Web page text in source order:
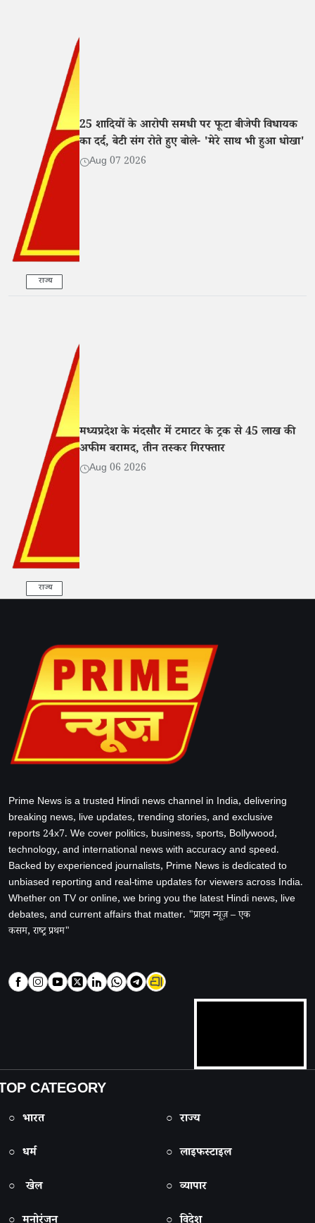
राज्य
25 शादियों के आरोपी समधी पर फूटा बीजेपी विधायक
का दर्द, बेटी संग रोते हुए बोले- 'मेरे साथ भी हुआ धोखा'
Aug 07 2026
राज्य
मध्यप्रदेश के मंदसौर में टमाटर के ट्रक से 45 लाख की
अफीम बरामद, तीन तस्कर गिरफ्तार
Aug 06 2026
Prime News is a trusted Hindi news channel in India, delivering
breaking news, live updates, trending stories, and exclusive
reports 24x7. We cover politics, business, sports, Bollywood,
technology, and international news with accuracy and speed.
Backed by experienced journalists, Prime News is dedicated to
unbiased reporting and real-time updates for viewers across India.
Whether on TV or online, we bring you the latest Hindi news, live
debates, and current affairs that matter. "प्राइम न्यूज़ – एक
कसम, राष्ट्र प्रथम"
CATEGORY
○ भारत
○ राज्य
○ धर्म
○ लाइफस्टाइल
○ खेल
○ व्यापार